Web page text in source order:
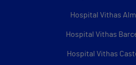
Hospital Vithas
Hospital Vithas
Hospital Vithas